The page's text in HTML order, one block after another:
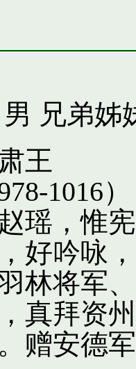
兄弟姊
王
1016
瑶，惟
好吟咏
林将军
真拜资
赠安德